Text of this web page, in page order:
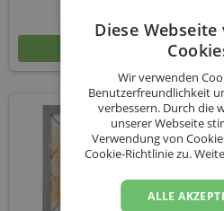
In den
Miss
Miss Rósy
Diese
Wir verwenden
Benutzerfreundlichkeit
verbessern. Durch die
unserer Webseite
Verwendung von
Cookie-Richtlinie zu.
ALLE